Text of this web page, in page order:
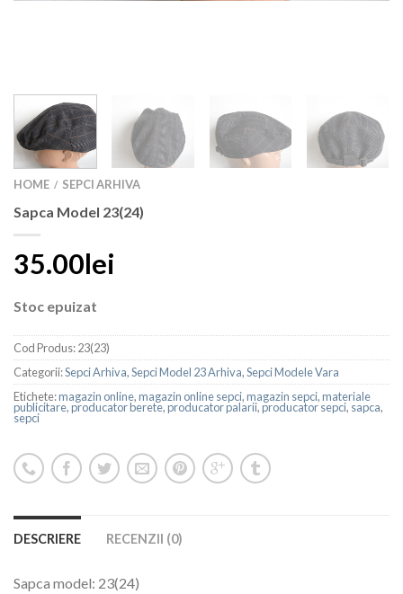
HOME / SEPCI ARHIVA
Sapca Model 23(24)
35.00lei
Stoc epuizat
Cod Produs:23(23)
Categorii:Sepci Arhiva,Sepci Model 23 Arhiva,Sepci Modele Vara
Etichete:magazin online,magazin online sepci,magazin sepci,materiale
publicitare,producator berete,producator palarii,producator sepci, sapca,
sepci
DESCRIERE RECENZII (0)
Sapca model: 23(24)